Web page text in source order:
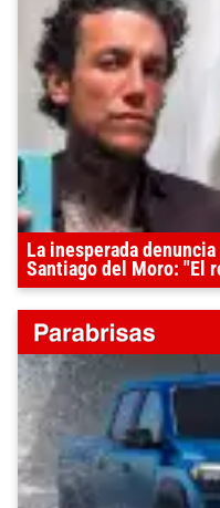
La inesperada
Santiago del Moro: "El